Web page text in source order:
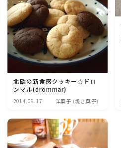
洋菓子 (焼き菓子)
洋菓子 (冷菓)
和菓子
マクロビスイーツ・自然派おやつ
北欧の新食感クッキー☆ドロ
ンマル(drömmar)
2014.09.17 洋菓子 (焼き菓子)